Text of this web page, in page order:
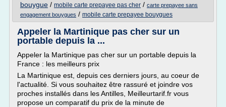
bouygue / mobile carte prepayee pas cher / carte prepayee sans
engagement bouygues / mobile carte prepayee bouygues
Appeler la Martinique pas cher sur un
portable depuis la ...
Appeler la Martinique pas cher sur un portable depuis la
France : les meilleurs prix
La Martinique est, depuis ces derniers jours, au coeur de
l'actualité. Si vous souhaitez être rassuré et joindre vos
proches installés dans les Antilles, Meilleurtarif.fr vous
propose un comparatif du prix de la minute de